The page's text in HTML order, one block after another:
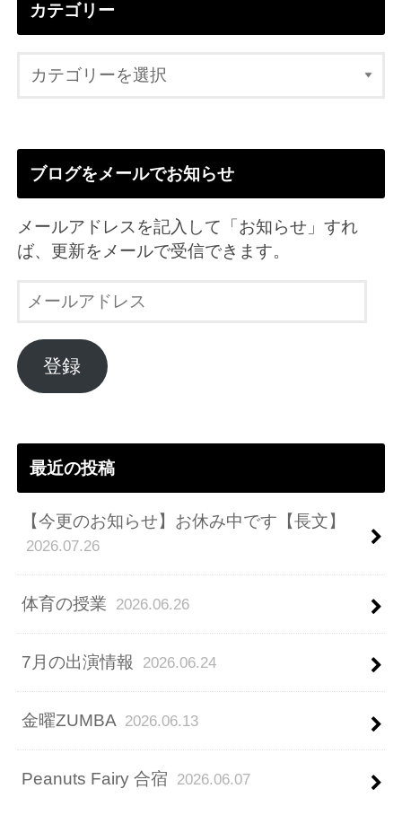
カテゴリー
ブログをメールでお知らせ
メールアドレスを記入して「お知らせ」すれ
ば、更新をメールで受信できます。
ル
ア
ド
登録
最近の投稿
【今更のお知らせ】お休み中です【長文】
2026.07.26
体育の授業 2026.06.26
7月の出演情報 2026.06.24
金曜ZUMBA 2026.06.13
Peanuts Fairy 合宿 2026.06.07